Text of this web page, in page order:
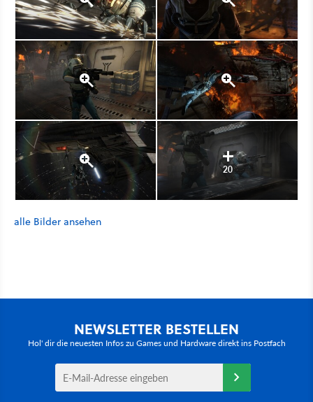
20
alle Bilder ansehen
NEWSLETTER BESTELLEN
Hol' dir die neuesten Infos zu Games und Hardware direkt ins Postfach